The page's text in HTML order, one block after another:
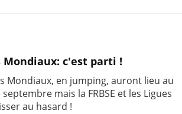
Mondiaux: c'est parti !
Mondiaux, en jumping, auront lieu au
mais la FRBSE et les Ligues
au hasard !